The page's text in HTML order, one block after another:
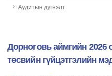
Аудитын дүгнэлт
Дорноговь аймгийн 2026
төсвийн гүйцэтгэлийн